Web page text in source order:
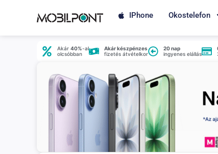
IPhone Okostelefon
Akár 40%-al
olcsóbban
Akár készpénzes
fizetés átvételkor
20 nap
ingyenes elállás